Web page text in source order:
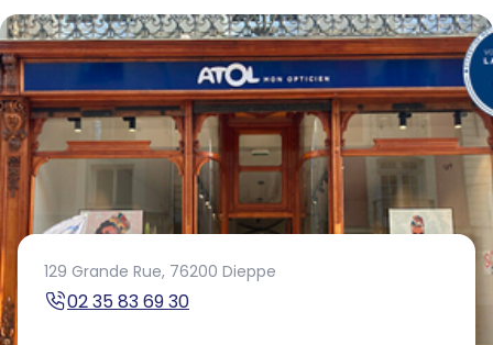
129 Grande Rue, 76200 Dieppe
02 35 83 69 30